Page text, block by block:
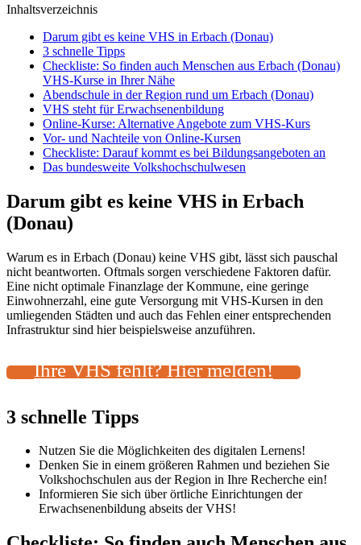
Inhaltsverzeichnis
Darum gibt es keine VHS in Erbach (Donau)
3 schnelle Tipps
Checkliste: So finden auch Menschen aus Erbach (Donau)
VHS-Kurse in Ihrer Nähe
Abendschule in der Region rund um Erbach (Donau)
VHS steht für Erwachsenenbildung
Online-Kurse: Alternative Angebote zum VHS-Kurs
Vor- und Nachteile von Online-Kursen
Checkliste: Darauf kommt es bei Bildungsangeboten an
Das bundesweite Volkshochschulwesen
Darum gibt es keine VHS in Erbach
(Donau)
Warum es in Erbach (Donau) keine VHS gibt, lässt sich pauschal
nicht beantworten. Oftmals sorgen verschiedene Faktoren dafür.
Eine nicht optimale Finanzlage der Kommune, eine geringe
Einwohnerzahl, eine gute Versorgung mit VHS-Kursen in den
umliegenden Städten und auch das Fehlen einer entsprechenden
Infrastruktur sind hier beispielsweise anzuführen.
Ihre VHS fehlt? Hier melden!
3 schnelle Tipps
Nutzen Sie die Möglichkeiten des digitalen Lernens!
Denken Sie in einem größeren Rahmen und beziehen Sie
Volkshochschulen aus der Region in Ihre Recherche ein!
Informieren Sie sich über örtliche Einrichtungen der
Erwachsenenbildung abseits der VHS!